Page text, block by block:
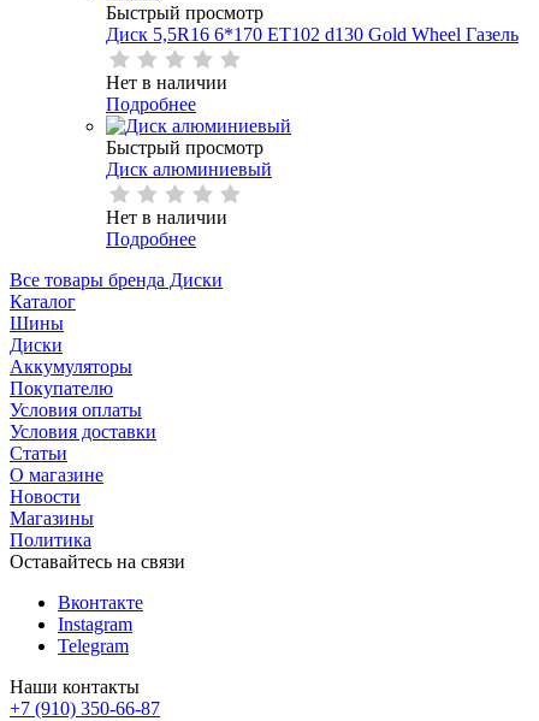
Быстрый просмотр
Диск 5,5R16 6*170 ET102 d130 Gold Wheel Газель
Нет в наличии
Подробнее
Быстрый просмотр
Диск алюминиевый
Нет в наличии
Подробнее
Все товары бренда Диски
Каталог
Шины
Диски
Аккумуляторы
Покупателю
Условия оплаты
Условия доставки
Статьи
О магазине
Новости
Магазины
Политика
Оставайтесь на связи
Вконтакте
Instagram
Telegram
Наши контакты
+7 (910) 350-66-87